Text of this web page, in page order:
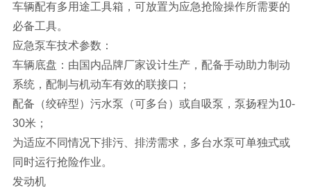
车辆配有多用途工具箱，可放置为应急抢险操作所需要的
必备工具。
应急泵车技术参数：
车辆底盘：由国内品牌厂家设计生产，配备手动助力制动
系统，配制与机动车有效的联接口；
配备（绞碎型）污水泵（可多台）或自吸泵，泵扬程为10-
30米；
为适应不同情况下排污、排涝需求，多台水泵可单独式或
同时运行抢险作业。
发动机